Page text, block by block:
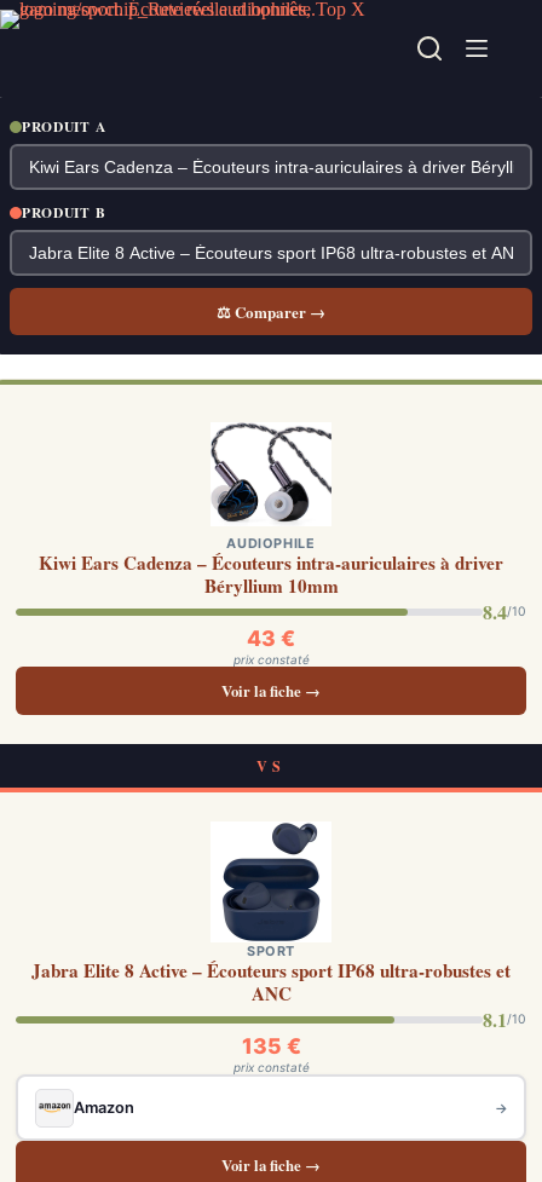
Passer
au
PRODUIT A
PRODUIT B
⚖ Comparer →
AUDIOPHILE
Kiwi Ears Cadenza – Écouteurs intra-auriculaires à driver
Béryllium 10mm
8.4/10
43 €
prix constaté
Voir la fiche →
VS
SPORT
Jabra Elite 8 Active – Écouteurs sport IP68 ultra-robustes et
ANC
8.1/10
135 €
prix constaté
Amazon →
Voir la fiche →